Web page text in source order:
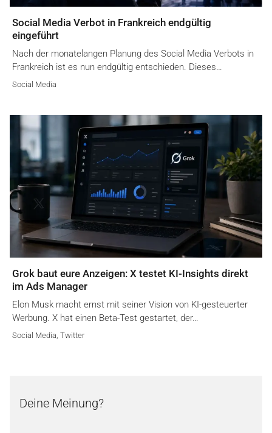
Social Media Verbot in Frankreich endgültig
eingeführt
Nach der monatelangen Planung des Social Media Verbots in
Frankreich ist es nun endgültig entschieden. Dieses…
Social Media
Grok baut eure Anzeigen: X testet KI-Insights direkt
im Ads Manager
Elon Musk macht ernst mit seiner Vision von KI-gesteuerter
Werbung. X hat einen Beta-Test gestartet, der…
Social Media, Twitter
Deine Meinung?